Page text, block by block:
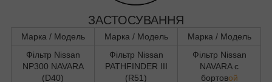
ЗАСТОСУВАННЯ
Марка / Модель Марка / Модель
Марка / Модель
Фільтр Nissan
NP300 NAVARA
(D40)
Фільтр Nissan
PATHFINDER III
(R51)
Фільтр Nissan
NAVARA c
бортовой